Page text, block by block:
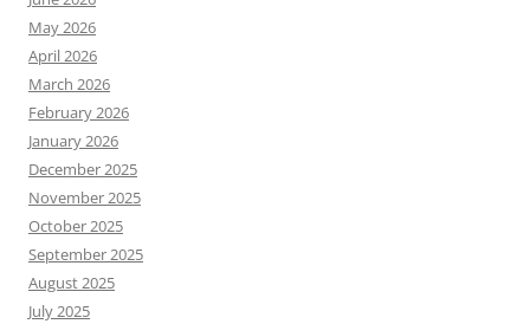
May 2026
April 2026
March 2026
February 2026
January 2026
December 2025
November 2025
October 2025
September 2025
August 2025
July 2025